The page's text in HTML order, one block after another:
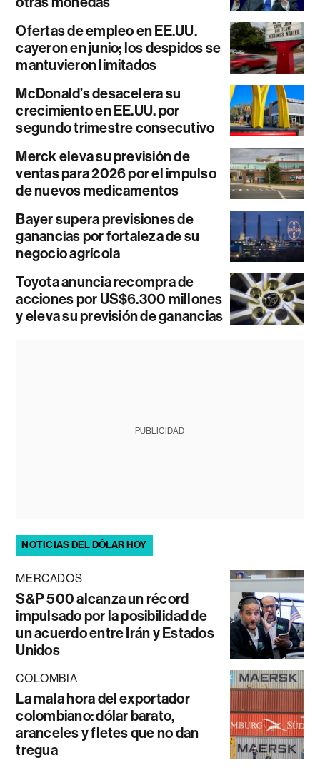
Ofertas de empleo en EE.UU.
cayeron en junio; los despidos se
mantuvieron limitados
McDonald’s desacelera su
crecimiento en EE.UU. por
segundo trimestre consecutivo
Merck eleva su previsión de
ventas para 2026 por el impulso
de nuevos medicamentos
Bayer supera previsiones de
ganancias por fortaleza de su
negocio agrícola
Toyota anuncia recompra de
acciones por US$6.300 millones
y eleva su previsión de ganancias
PUBLICIDAD
NOTICIAS DEL DÓLAR HOY
MERCADOS
S&P 500 alcanza un récord
impulsado por la posibilidad de
un acuerdo entre Irán y Estados
Unidos
COLOMBIA
La mala hora del exportador
colombiano: dólar barato,
aranceles y fletes que no dan
tregua